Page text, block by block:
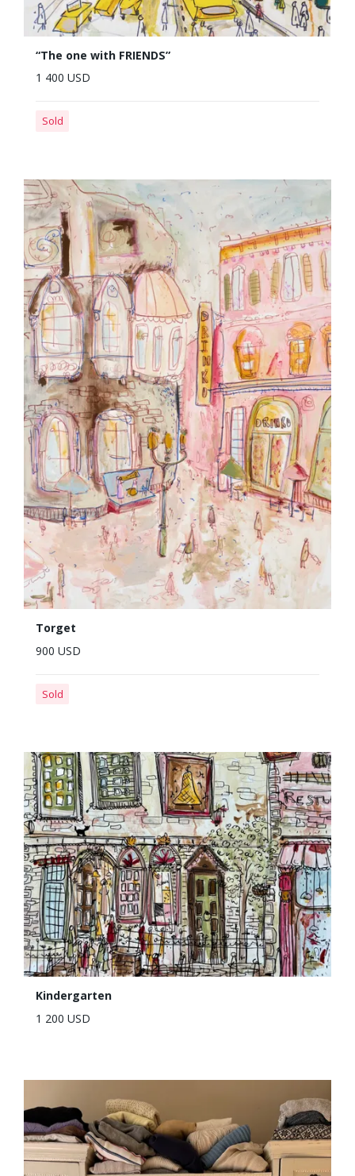
“The one with FRIENDS”
1 400 USD
Sold
Torget
900 USD
Sold
Kindergarten
1 200 USD